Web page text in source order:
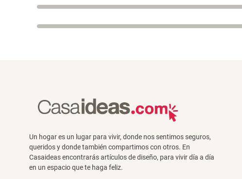
Un hogar es un lugar para vivir, donde nos sentimos seguros,
queridos y donde también compartimos con otros. En
Casaideas encontrarás artículos de diseño, para vivir día a día
en un espacio que te haga feliz.